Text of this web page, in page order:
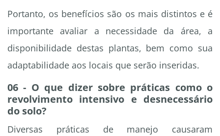
Portanto, os benefícios são os mais distintos e é
importante avaliar a necessidade da área, a
disponibilidade destas plantas, bem como sua
adaptabilidade aos locais que serão inseridas.
06 - O que dizer sobre práticas como o
revolvimento intensivo e desnecessário
do solo?
Diversas práticas de manejo causaram